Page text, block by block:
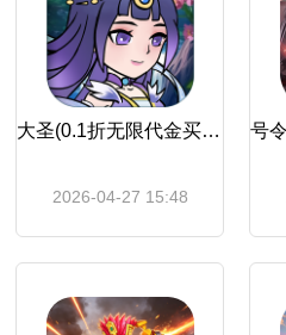
大圣(0.1折无限代金买断)
2026-04-27 15:48